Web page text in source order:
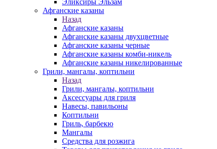
Эликсиры Эльзам
Афганские казаны
Назад
Афганские казаны
Афганские казаны двухцветные
Афганские казаны черные
Афганские казаны комби-никель
Афганские казаны никелированные
Грили, мангалы, коптильни
Назад
Грили, мангалы, коптильни
Аксессуары для гриля
Навесы, павильоны
Коптильни
Гриль, барбекю
Мангалы
Средства для розжига